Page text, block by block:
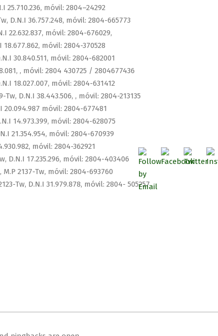
25.710.236, móvil: 2804–24292
D.N.I 36.757.248, móvil: 2804-665773
22.632.837, móvil: 2804-676029,
18.677.862, móvil: 2804-370528
30.840.511, móvil: 2804-682001
, móvil: 2804 430725 / 2804677436
18.027.007, móvil: 2804-631412
D.N.I 38.443.506, , móvil: 2804-213135
20.094.987 móvil: 2804-677481
14.973.399, móvil: 2804-628075
21.354.954, móvil: 2804-670939
móvil: 2804-362921
D.N.I 17.235.296, móvil: 2804-403406
M.P 2137-Tw, móvil: 2804-693760
Tw, D.N.I 31.979.878, móvil: 2804- 505257